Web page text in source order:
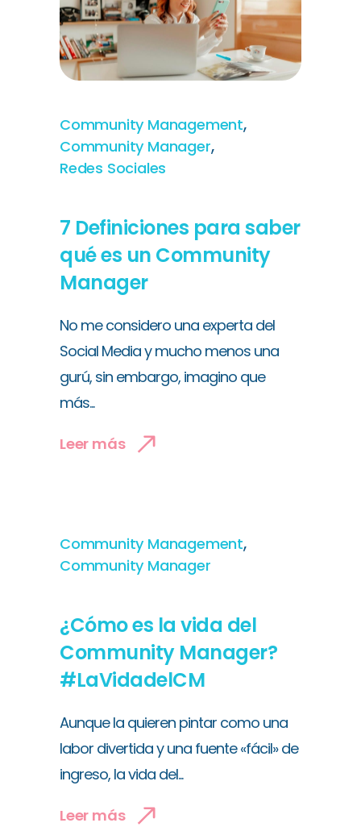
Community Management,
Community Manager,
Redes Sociales
7 Definiciones para saber
qué es un Community
Manager
No me considero una experta del
Social Media y mucho menos una
gurú, sin embargo, imagino que
más...
Leer más
Community Management,
Community Manager
¿Cómo es la vida del
Community Manager?
#LaVidadelCM
Aunque la quieren pintar como una
labor divertida y una fuente «fácil» de
ingreso, la vida del...
Leer más